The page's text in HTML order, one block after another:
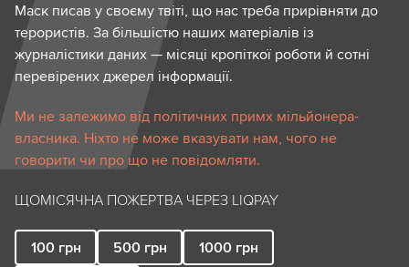
Маск писав у своєму твіті, що нас треба прирівняти до
терористів. За більшістю наших матеріалів із
журналістики даних — місяці кропіткої роботи й сотні
перевірених джерел інформації.
Ми не залежимо від політичних примх мільйонера-
власника. Ніхто не може вказувати нам, чого не
говорити чи про що не повідомляти.
ЩОМІСЯЧНА ПОЖЕРТВА ЧЕРЕЗ LIQPAY
100 грн 500 грн 1000 грн